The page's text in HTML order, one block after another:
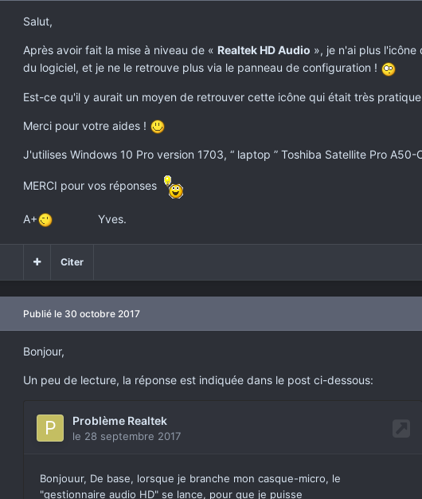
Salut,
Après avoir fait la mise à niveau de « Realtek HD Audio », je n'ai plus
du logiciel, et je ne le retrouve plus via le panneau de configuration !
Est-ce qu'il y aurait un moyen de retrouver cette icône qui était très pratique
Merci pour votre aides !
J'utilises Windows 10 Pro version 1703, “ laptop ” Toshiba Satellite Pro A50-
MERCI pour vos réponses
A+ Yves.
Citer
Publié le 30 octobre 2017
Bonjour,
Un peu de lecture, la réponse est indiquée dans le post ci-dessous: